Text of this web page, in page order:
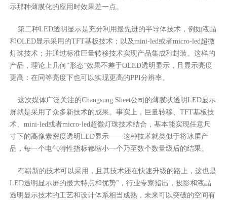
示那种薄膜化的应用时效果差一点。
第二种LED透明显示是充分利用最先进的半导体技术，例如液晶
和OLED显示采用的TFT基板技术；以及mini-led或者micro-led超微
灯珠技术；并通过标准巨量转移技术实现产品集成和封装。这样的
产品，理论上几何“形态”效果不差于OLED透明显示，且显示亮度
更高：在同等亮度下也可以实现更高的PPI分辨率。
这次媒体广泛关注的Changsung Sheet公司的薄膜状透明LED显示
屏就是采用了众多新技术的成果。事实上，巨量转移、TFT基板技
术、mini-led或者micro-led超微灯珠技术结合，基本能实现任意尺
寸下的高像素密度透明LED显示——这种技术就类似于将冰屏产
品，每一个电气特性指标都缩小一个乃至数个数量级后的结果。
有崭新的技术可以采用，且其技术还在快速升级的路上，这也是
LED透明显示屏的最大特点和优势”，行业专家指出，投影和液晶
透明显示技术的工艺和设计体系相当成熟，未来可以突破的空间有